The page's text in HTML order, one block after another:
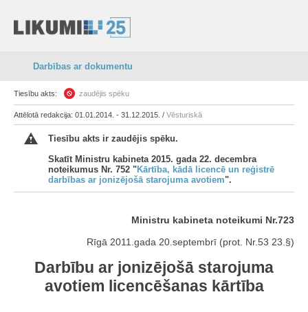
Darbības ar dokumentu
Tiesību akts: zaudējis spēku
Attēlotā redakcija: 01.01.2014. - 31.12.2015. / Vēsturiskā
Tiesību akts ir zaudējis spēku.
Skatīt Ministru kabineta 2015. gada 22. decembra
noteikumus Nr. 752 "Kārtība, kādā licencē un reģistrē
darbības ar jonizējošā starojuma avotiem".
Ministru kabineta noteikumi Nr.723
Rīgā 2011.gada 20.septembrī (prot. Nr.53 23.§)
Darbību ar jonizējošā starojuma
avotiem licencēšanas kārtība